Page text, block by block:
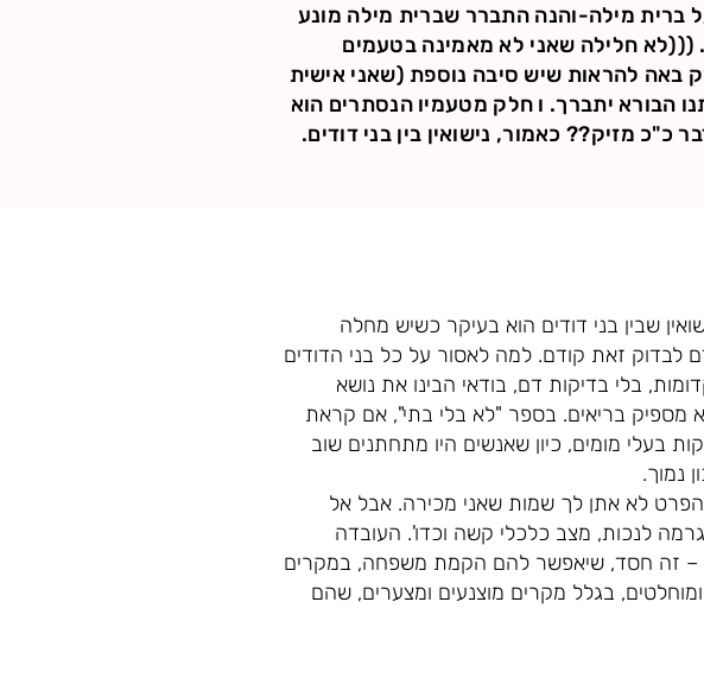
ברית מילה-והנה התברר שברית מילה מונע
(((לא חלילה שאני לא מאמינה בטעמים
באה להראות שיש סיבה נוספת (שאני אישית
הבורא יתברך. ו חלק מטעמיו הנסתרים הוא
מזיק?? כאמור, נישואין בין בני דודים.
שבין בני דודים הוא בעיקר כשיש מחלה
לבדוק זאת קודם. למה לאסור על כל בני הדודים
בלי בדיקות דם, בודאי הבינו את נושא
מספיק בריאים. בספר "לא בלי בתי", אם קראת
בעלי מומים, כיון שאנשים היו מתחתנים שוב
נמוך.
הפרט לא אתן לך שמות שאני מכירה. אבל אל
לנכות, מצב כלכלי קשה וכדו'. העובדה
– זה חסד, שיאפשר להם הקמת משפחה, במקרים
בגלל מקרים מוצנעים ומצערים, שהם